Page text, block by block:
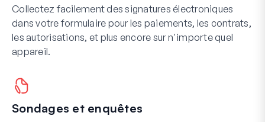
Collectez facilement des signatures électroniques
dans votre formulaire pour les paiements, les contrats,
les autorisations, et plus encore sur n'importe quel
appareil.
Sondages et enquêtes